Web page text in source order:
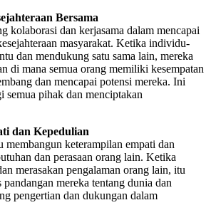
Bersama
kolaborasi dan kerjasama dalam mencapai
masyarakat. Ketika individu-
dan mendukung satu sama lain, mereka
di mana semua orang memiliki kesempatan
dan mencapai potensi mereka. Ini
semua pihak dan menciptakan
dan Kepedulian
membangun keterampilan empati dan
dan perasaan orang lain. Ketika
merasakan pengalaman orang lain, itu
mereka tentang dunia dan
pengertian dan dukungan dalam